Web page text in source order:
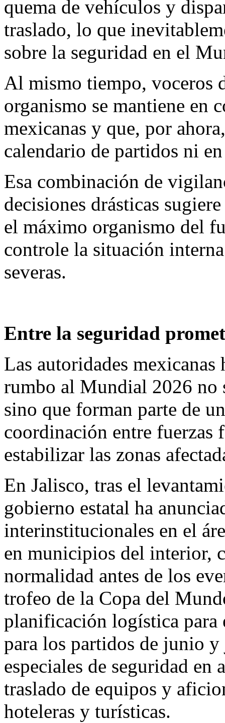
quema de vehículos y
traslado, lo que
sobre la seguridad en el
Al mismo tiempo, voceros
organismo se mantiene en
mexicanas y que, por
calendario de partidos ni
Esa combinación de
decisiones drásticas
el máximo organismo del
controle la situación
severas.
Entre la seguridad
Las autoridades
rumbo al Mundial 2026 no
sino que forman parte de
coordinación entre fuerzas
estabilizar las zonas
En Jalisco, tras el
gobierno estatal ha
interinstitucionales en el
en municipios del interior,
normalidad antes de los
trofeo de la Copa del
planificación logística para
para los partidos de junio
especiales de seguridad en
traslado de equipos y
hoteleras y turísticas.